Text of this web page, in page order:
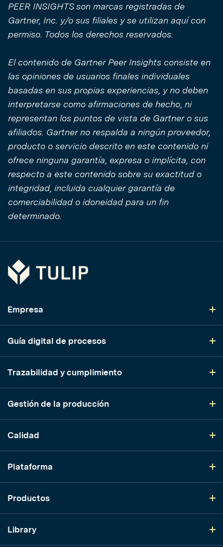
PEER INSIGHTS son marcas registradas de
Gartner, Inc. y/o sus filiales y se utilizan aquí con
permiso. Todos los derechos reservados.
El contenido de Gartner Peer Insights consiste en
las opiniones de usuarios finales individuales
basadas en sus propias experiencias, y no deben
interpretarse como afirmaciones de hecho, ni
representan los puntos de vista de Gartner o sus
afiliados. Gartner no respalda a ningún proveedor,
producto o servicio descrito en este contenido ni
ofrece ninguna garantía, expresa o implícita, con
respecto a este contenido sobre su exactitud o
integridad, incluida cualquier garantía de
comerciabilidad o idoneidad para un fin
determinado.
Tulip
Empresa
Guía digital de procesos
Trazabilidad y cumplimiento
Gestión de la producción
Calidad
Plataforma
Productos
Library